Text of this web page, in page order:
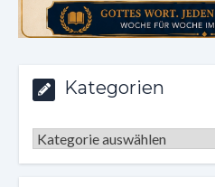
Kategorien
Kategorien